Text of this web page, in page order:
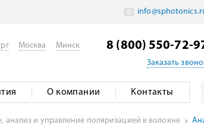
анализ и управление поляризацией в волокне
Москва Минск 8 (800) 550-72-
Заказать
О компании Контакты